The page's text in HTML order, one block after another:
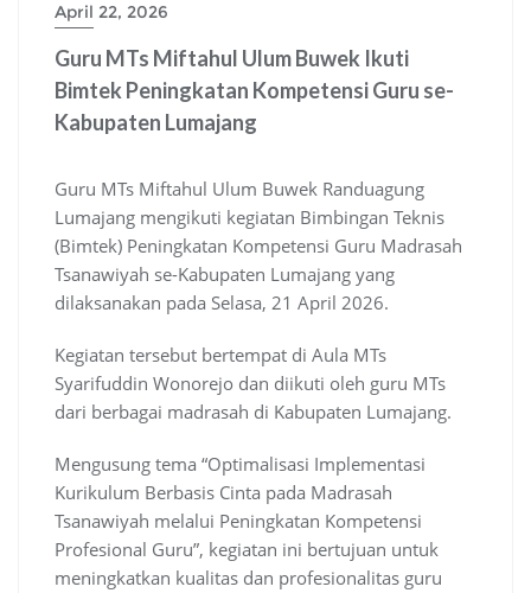
April 22, 2026
Guru MTs Miftahul Ulum Buwek Ikuti
Bimtek Peningkatan Kompetensi Guru se-
Kabupaten Lumajang
Guru MTs Miftahul Ulum Buwek Randuagung
Lumajang mengikuti kegiatan Bimbingan Teknis
(Bimtek) Peningkatan Kompetensi Guru Madrasah
Tsanawiyah se-Kabupaten Lumajang yang
dilaksanakan pada Selasa, 21 April 2026.
Kegiatan tersebut bertempat di Aula MTs
Syarifuddin Wonorejo dan diikuti oleh guru MTs
dari berbagai madrasah di Kabupaten Lumajang.
Mengusung tema “Optimalisasi Implementasi
Kurikulum Berbasis Cinta pada Madrasah
Tsanawiyah melalui Peningkatan Kompetensi
Profesional Guru”, kegiatan ini bertujuan untuk
meningkatkan kualitas dan profesionalitas guru